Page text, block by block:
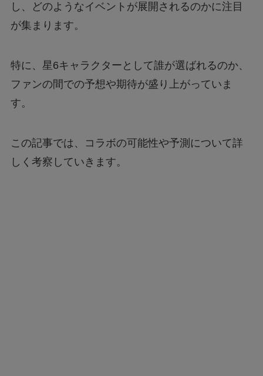
し、どのようなイベントが展開されるのかに注目
が集まります。
特に、星6キャラクターとして誰が選ばれるのか、
ファンの間での予想や期待が盛り上がっていま
す。
この記事では、コラボの可能性や予測について詳
しく考察していきます。